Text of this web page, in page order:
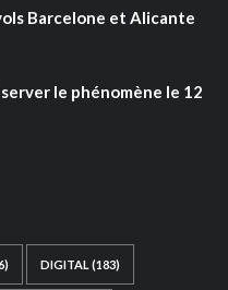
Barcelone et Alicante
le phénomène le 12
DIGITAL (183)